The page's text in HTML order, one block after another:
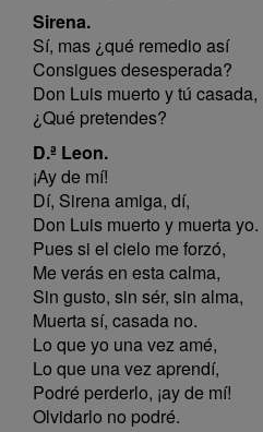
Sirena.
Sí, mas ¿qué remedio así
Consigues desesperada?
Don Luis muerto y tú casada,
¿Qué pretendes?
D.ª Leon.
¡Ay de mí!
Dí, Sirena amiga, dí,
Don Luis muerto y muerta yo.
Pues si el cielo me forzó,
Me verás en esta calma,
Sin gusto, sin sér, sin alma,
Muerta sí, casada no.
Lo que yo una vez amé,
Lo que una vez aprendí,
Podré perderlo, ¡ay de mí!
Olvidarlo no podré.